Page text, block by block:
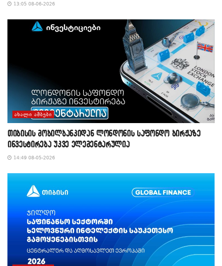
13:05 08-06-2026
ᲐᲮᲐᲚᲘ ᲐᲛᲑᲔᲑᲘ
თიბისის მობილბანკიდან ლონდონის საფონდო ბირჟაზე
ინვესტირება უკვე ელემენტარულია
14:49 08-05-2026